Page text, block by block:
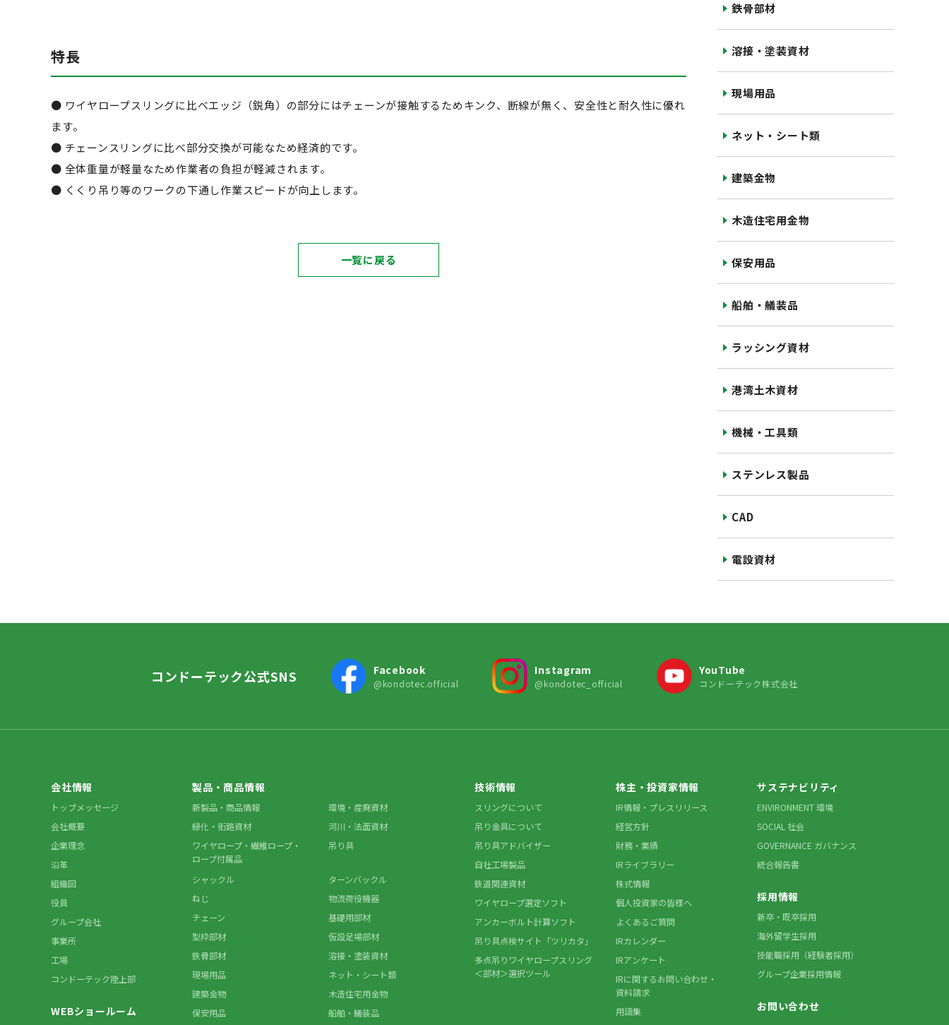
特長
● ワイヤロープスリングに比べエッジ（鋭角）の部分にはチェーンが接触するためキンク、断線が無く、安全性と耐久性に優れ
ます。
● チェーンスリングに比べ部分交換が可能なため経済的です。
● 全体重量が軽量なため作業者の負担が軽減されます。
● くくり吊り等のワークの下通し作業スピードが向上します。
一覧に戻る
鉄骨部材
溶接・塗装資材
現場用品
ネット・シート類
建築金物
木造住宅用金物
保安用品
船舶・艤装品
ラッシング資材
港湾土木資材
機械・工具類
ステンレス製品
CAD
電設資材
コンドーテック公式SNS Facebook
@kondotec.official
Instagram
@kondotec_official
YouTube
コンドーテック株式会社
会社情報
トップメッセージ
会社概要
企業理念
沿革
組織図
役員
グループ会社
事業所
工場
コンドーテック陸上部
WEBショールーム
製品・商品情報
新製品・商品情報
環境・産廃資材
緑化・街路資材
河川・法面資材
ワイヤロープ・繊維ロープ・
ロープ付属品
吊り具
シャックル
ターンバックル
ねじ
物流荷役機器
チェーン
基礎用部材
型枠部材
仮設足場部材
鉄骨部材
溶接・塗装資材
現場用品
ネット・シート類
建築金物
木造住宅用金物
保安用品
船舶・艤装品
技術情報
スリングについて
吊り金具について
吊り具アドバイザー
自社工場製品
鉄道関連資材
ワイヤロープ選定ソフト
アンカーボルト計算ソフト
吊り具点検サイト「ツリカタ」
多点吊りワイヤロープスリング
＜部材＞選択ツール
株主・投資家情報
IR情報・プレスリリース
経営方針
財務・業績
IRライブラリー
株式情報
個人投資家の皆様へ
よくあるご質問
IRカレンダー
IRアンケート
IRに関するお問い合わせ・
資料請求
用語集
サステナビリティ
ENVIRONMENT 環境
SOCIAL 社会
GOVERNANCE ガバナンス
統合報告書
採用情報
新卒・既卒採用
海外留学生採用
技能職採用（経験者採用）
グループ企業採用情報
お問い合わせ